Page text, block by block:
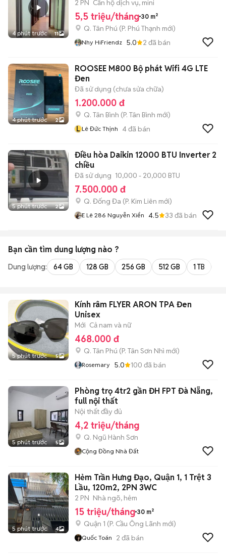
4 phút trước 11
SEN, ĐH VĂN HIẾN
2 PN Căn hộ dịch vụ, mini
5,5 triệu/tháng 30 m²
Q. Tân Phú (P. Phú Thạnh mới)
Nhy HiFriendz 5.0 2 đã bán
4 phút trước 2
ROOSEE M800 Bộ phát Wifi 4G LTE
Đen
Đã sử dụng (chưa sửa chữa)
1.200.000 đ
Q. Tân Bình (P. Tân Bình mới)
L Lê Đức Thịnh 4đã bán
5 phút trước 2
Điều hòa Daikin 12000 BTU Inverter 2
chiều
Đã sử dụng 10,000 - 20,000 BTU
7.500.000 đ
Q. Đống Đa (P. Kim Liên mới)
E Lê 286 Nguyễn Xiển 4.5 33 đã bán
Bạn cần tìm dung lượng nào ?
Dung lượng: 64 GB 128 GB 256 GB 512 GB 1 TB
5 phút trước 5
Kính râm FLYER ARON TPA Đen
Unisex
Mới Cả nam và nữ
468.000 đ
Q. Tân Phú (P. Tân Sơn Nhì mới)
Rosemary 5.0 100 đã bán
5 phút trước 5
Phòng trọ 4tr2 gần ĐH FPT Đà Nẵng,
full nội thất
Nội thất đầy đủ
4,2 triệu/tháng
Q. Ngũ Hành Sơn
Cộng Đồng Nhà Đất
5 phút trước 4
Hẻm Trần Hưng Đạo, Quận 1, 1 Trệt 3
Lầu, 120m2, 2PN 3WC
2 PN Nhà ngõ, hẻm
15 triệu/tháng 30 m²
Quận 1 (P. Cầu Ông Lãnh mới)
Quốc Toán 2 đã bán